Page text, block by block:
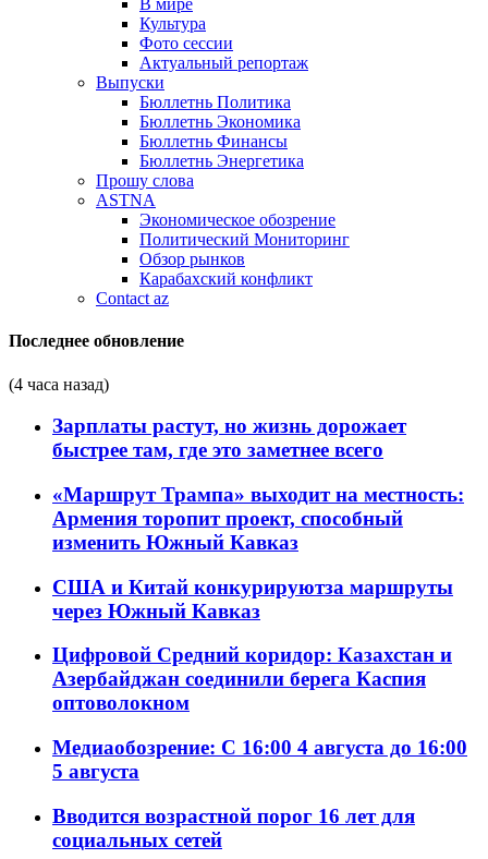
В мире
Культура
Фото сессии
Актуальный репортаж
Выпуски
Бюллетнь Политика
Бюллетнь Экономика
Бюллетнь Финансы
Бюллетнь Энергетика
Прошу слова
ASTNA
Экономическое обозрение
Политический Мониторинг
Обзор рынков
Карабахский конфликт
Contact az
Последнее обновление
(4 часа назад)
Зарплаты растут, но жизнь дорожает
быстрее там, где это заметнее всего
«Маршрут Трампа» выходит на местность:
Армения торопит проект, способный
изменить Южный Кавказ
США и Китай конкурируютза маршруты
через Южный Кавказ
Цифровой Средний коридор: Казахстан и
Азербайджан соединили берега Каспия
оптоволокном
Медиаобозрение: С 16:00 4 августа до 16:00
5 августа
Вводится возрастной порог 16 лет для
социальных сетей